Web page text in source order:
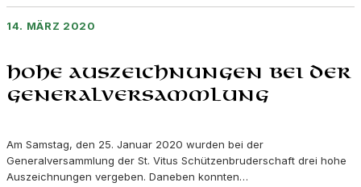
14. MÄRZ 2020
Hohe Auszeichnungen bei der
Generalversammlung
Am Samstag, den 25. Januar 2020 wurden bei der
Generalversammlung der St. Vitus Schützenbruderschaft drei hohe
Auszeichnungen vergeben. Daneben konnten…